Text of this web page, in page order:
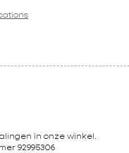
in onze winkel.
92995306